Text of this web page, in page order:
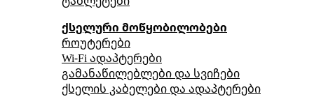
ქსელური მოწყობილობები
როუტერები
Wi-Fi ადაპტერები
გამანაწილებლები და სვიჩები
ქსელის კაბელები და ადაპტერები